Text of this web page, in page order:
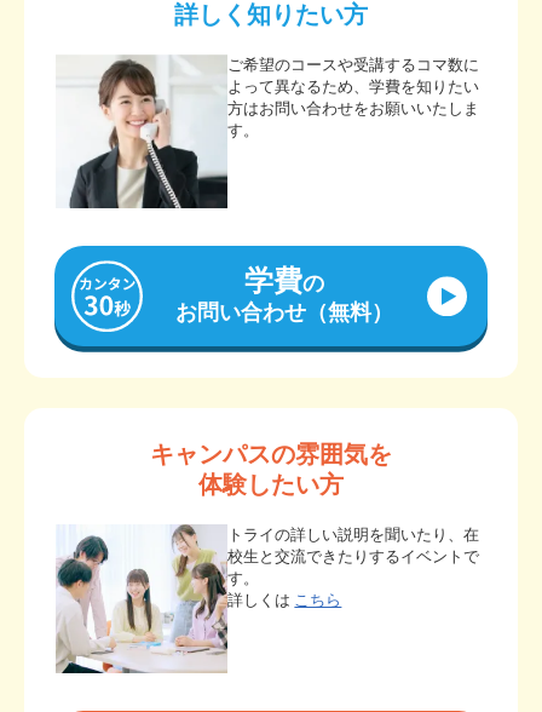
詳しく知りたい方
ご希望のコースや受講するコマ数に
よって異なるため、学費を知りたい
方はお問い合わせをお願いいたしま
す。
学費の
お問い合わせ（無料）
キャンパスの雰囲気を
体験したい方
トライの詳しい説明を聞いたり、在
校生と交流できたりするイベントで
す。
詳しくは こちら